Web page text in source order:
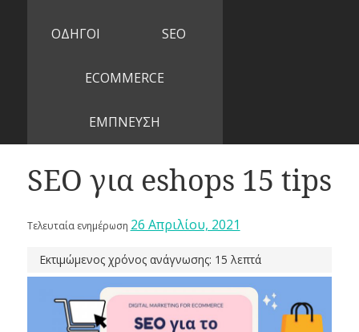
ΟΔΗΓΟΙ SEO
ECOMMERCE
ΕΜΠΝΕΥΣΗ
SEO για eshops 15 tips
Τελευταία ενημέρωση 26 Απριλίου, 2021
Εκτιμώμενος χρόνος ανάγνωσης: 15 λεπτά